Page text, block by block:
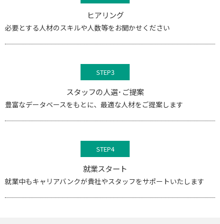
ヒアリング
必要とする人材のスキルや人数等をお聞かせください
STEP3
スタッフの人選･ご提案
豊富なデータベースをもとに、最適な人材をご提案します
STEP4
就業スタート
就業中もキャリアバンクが貴社やスタッフをサポートいたします